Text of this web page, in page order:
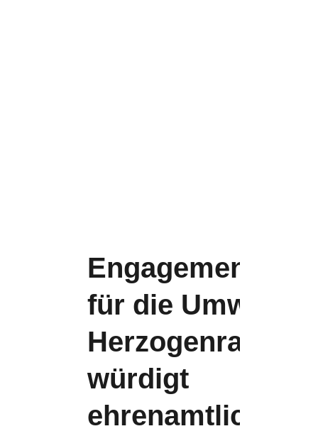
Engagement
für die Umwelt:
Herzogenrath
würdigt
ehrenamtliches